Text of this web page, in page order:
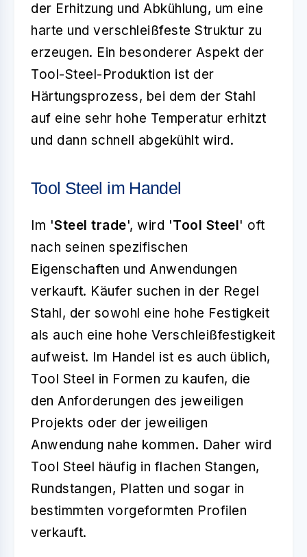
der Erhitzung und Abkühlung, um eine
harte und verschleißfeste Struktur zu
erzeugen. Ein besonderer Aspekt der
Tool-Steel-Produktion ist der
Härtungsprozess, bei dem der Stahl
auf eine sehr hohe Temperatur erhitzt
und dann schnell abgekühlt wird.
Tool Steel im Handel
Im 'Steel trade', wird 'Tool Steel' oft
nach seinen spezifischen
Eigenschaften und Anwendungen
verkauft. Käufer suchen in der Regel
Stahl, der sowohl eine hohe Festigkeit
als auch eine hohe Verschleißfestigkeit
aufweist. Im Handel ist es auch üblich,
Tool Steel in Formen zu kaufen, die
den Anforderungen des jeweiligen
Projekts oder der jeweiligen
Anwendung nahe kommen. Daher wird
Tool Steel häufig in flachen Stangen,
Rundstangen, Platten und sogar in
bestimmten vorgeformten Profilen
verkauft.